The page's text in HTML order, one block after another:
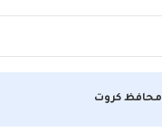
محافظ كروت